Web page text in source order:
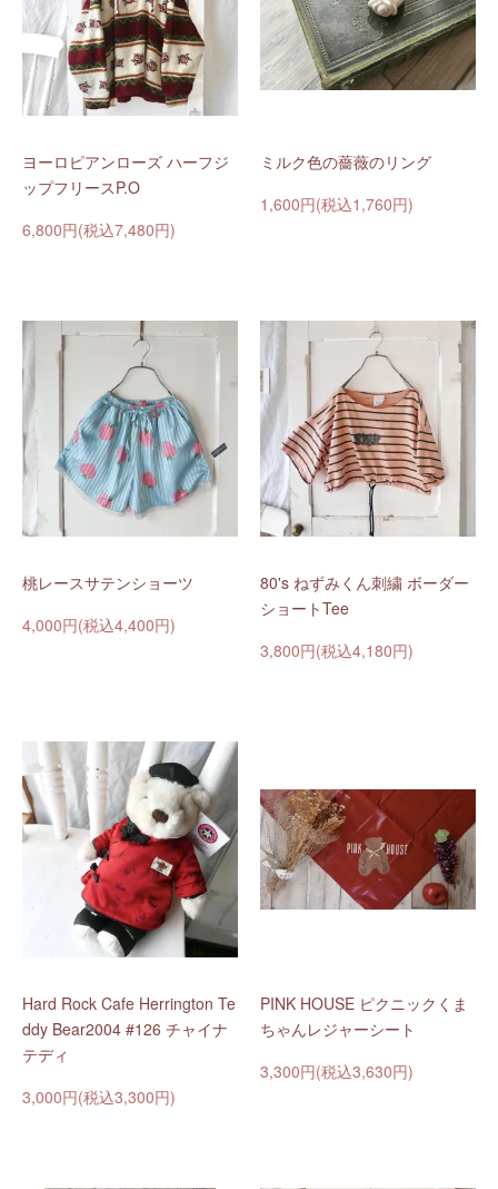
ヨーロピアンローズ ハーフジ
ップフリースP.O
6,800円(税込7,480円)
ミルク色の薔薇のリング
1,600円(税込1,760円)
桃レースサテンショーツ
4,000円(税込4,400円)
80's ねずみくん刺繍 ボーダー
ショートTee
3,800円(税込4,180円)
Hard Rock Cafe Herrington Te
ddy Bear2004 #126 チャイナ
テディ
3,000円(税込3,300円)
PINK HOUSE ピクニックくま
ちゃんレジャーシート
3,300円(税込3,630円)